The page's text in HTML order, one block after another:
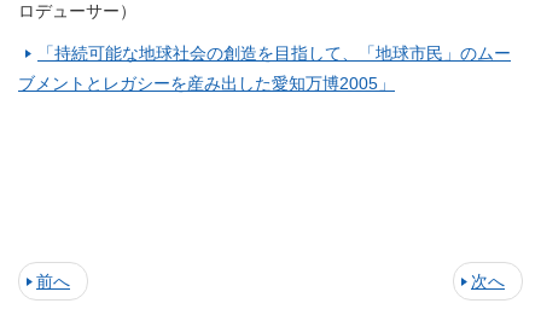
ロデューサー）
「持続可能な地球社会の創造を目指して、「地球市民」のムー
ブメントとレガシーを産み出した愛知万博2005」
前へ 次へ